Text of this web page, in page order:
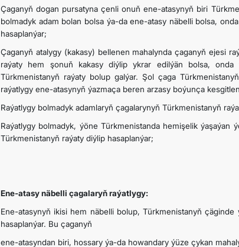
Çaganyň dogan pursatyna çenli onuň ene-atasynyň biri
bolmadyk adam bolan bolsa ýa-da ene-atasy näbelli bolsa,
hasaplanýar;
Çaganyň atalygy (kakasy) bellenen mahalynda çaganyň ejesi
raýaty hem şonuň kakasy diýlip ykrar edilýän bolsa,
Türkmenistanyň raýaty bolup galýar. Şol çaga
raýatlygy ene-atasynyň ýazmaça beren arzasy boýunça
Raýatlygy bolmadyk adamlaryň çagalarynyň Türkmenistanyň
Raýatlygy bolmadyk, ýöne Türkmenistanda hemişelik
Türkmenistanyň raýaty diýlip hasaplanýar;
Ene-atasy näbelli çagalaryň raýatlygy:
Ene-atasynyň ikisi hem näbelli bolup, Türkmenistanyň
hasaplanýar. Bu çaganyň
ene-atasyndan biri, hossary ýa-da howandary ýüze çykan